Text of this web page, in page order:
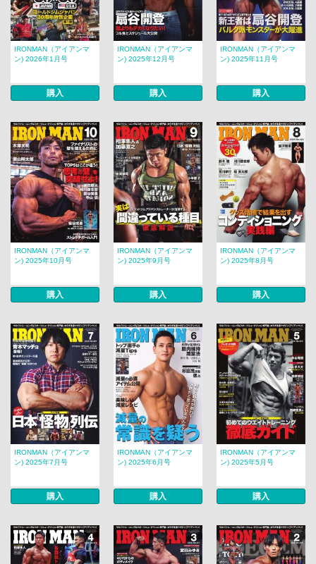
IRONMAN（アイアンマ
ン) 2026年1月号
購入
IRONMAN（アイアンマ
ン) 2025年12月号
購入
IRONMAN（アイアンマ
ン) 2025年11月号
購入
IRONMAN（アイアンマ
ン) 2025年10月号
購入
IRONMAN（アイアンマ
ン) 2025年9月号
購入
IRONMAN（アイアンマ
ン) 2025年8月号
購入
IRONMAN（アイアンマ
ン) 2025年7月号
購入
IRONMAN（アイアンマ
ン) 2025年6月号
購入
IRONMAN（アイアンマ
ン) 2025年5月号
購入